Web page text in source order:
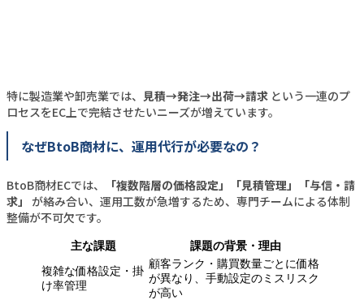
特に製造業や卸売業では、 見積→発注→出荷→請求 という一連のプ
ロセスをEC上で完結させたいニーズが増えています。
なぜBtoB商材に、運用代行が必要なの？
BtoB商材ECでは、
「複数階層の価格設定」「見積管理」「与信・請
求」 が絡み合い、運用工数が急増するため、専門チームによる体制
整備が不可欠です。
主な課題
課題の背景・理由
複雑な価格設定・掛
け率管理
顧客ランク・購買数量ごとに価格
が異なり、手動設定のミスリスク
が高い